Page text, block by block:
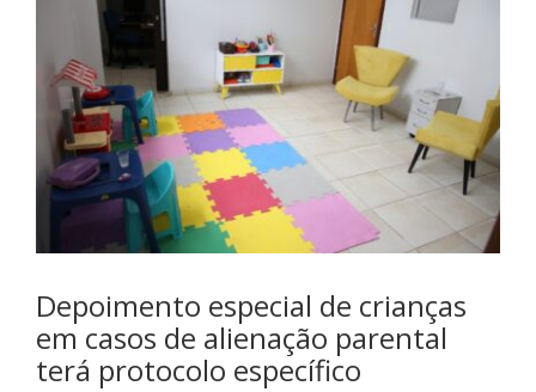
Depoimento especial de crianças
em casos de alienação parental
terá protocolo específico